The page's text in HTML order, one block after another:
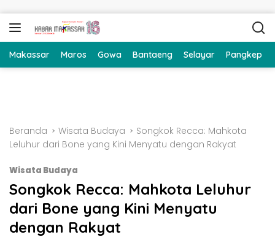
Makassar Maros Gowa Bantaeng Selayar Pangkep
Beranda Wisata Budaya
Songkok Recca: Mahkota
Leluhur dari Bone yang Kini Menyatu dengan Rakyat
Wisata Budaya
Songkok Recca: Mahkota Leluhur
dari Bone yang Kini Menyatu
dengan Rakyat